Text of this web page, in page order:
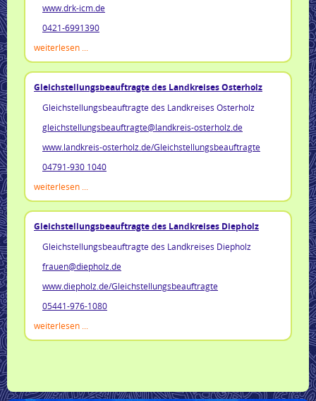
www.drk-icm.de
0421-6991390
weiterlesen ...
Gleichstellungsbeauftragte des Landkreises Osterholz
Gleichstellungsbeauftragte des Landkreises Osterholz
gleichstellungsbeauftragte@landkreis-osterholz.de
www.landkreis-osterholz.de/Gleichstellungsbeauftragte
04791-930 1040
weiterlesen ...
Gleichstellungsbeauftragte des Landkreises Diepholz
Gleichstellungsbeauftragte des Landkreises Diepholz
frauen@diepholz.de
www.diepholz.de/Gleichstellungsbeauftragte
05441-976-1080
weiterlesen ...